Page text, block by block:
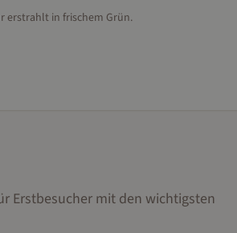
erstrahlt in frischem Grün.
Erstbesucher mit den wichtigsten